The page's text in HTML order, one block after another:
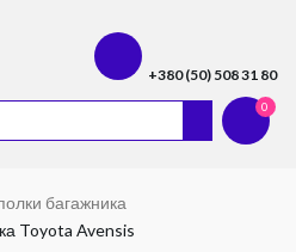
+380 (50) 508 31 80
0
багажника
Toyota Avensis